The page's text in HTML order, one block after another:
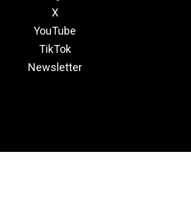
X
YouTube
TikTok
Newsletter